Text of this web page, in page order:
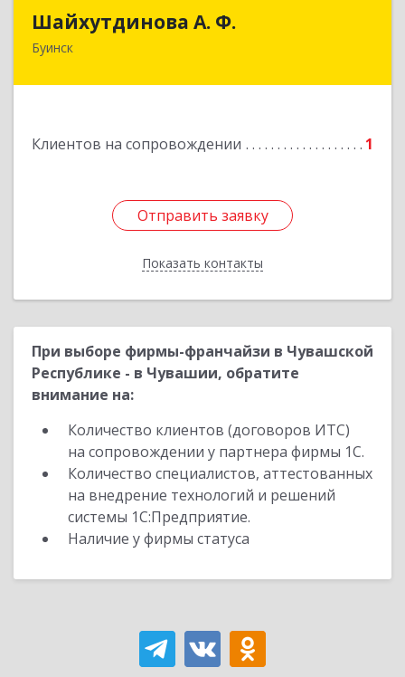
Шайхутдинова А. Ф.
Буинск
Клиентов на сопровождении 1
Отправить заявку
Показать контакты
Отправить заявку
Назад
При выборе фирмы-франчайзи в Чувашской
Республике - в Чувашии, обратите
внимание на:
Количество клиентов (договоров ИТС)
на сопровождении у партнера фирмы 1С.
Количество специалистов, аттестованных
на внедрение технологий и решений
системы 1С:Предприятие.
Наличие у фирмы статуса